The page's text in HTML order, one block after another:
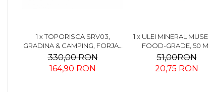
1 x TOPORISCA SRV03,
GRADINA & CAMPING, FORJAT
MANUAL, OTEL CARBON,
MANER FAG, 40 CM
330,00 RON
164,90 RON
1 x ULEI MINERAL
FOOD-GRADE, 50
51,00RON
20,75 RON